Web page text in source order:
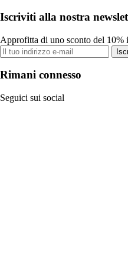
Iscriviti alla nostra
Approfitta di uno sconto del 10%
Rimani connesso
Seguici sui social